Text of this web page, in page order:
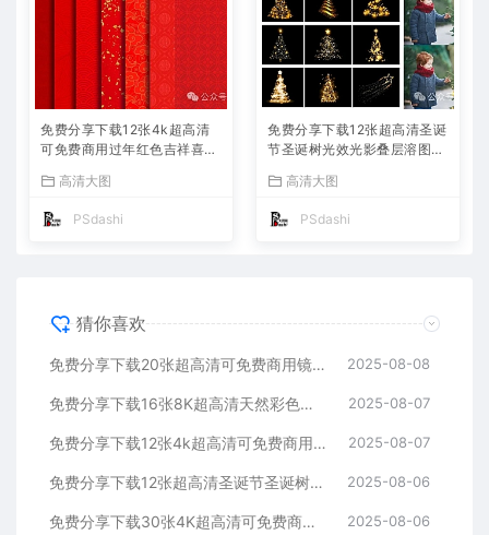
免费分享下载12张4k超高清
可免费商用过年红色吉祥喜庆
古典传统红包JPG图片PS平
高清大图
PSdashi
免费分享下载12张超高清圣诞
节圣诞树光效光影叠层溶图P
宣传模板公司朋友圈平面设计
高清大图
PSdashi
猜你喜欢
免费分享下载20张超高清可免费商用镜头光晕辉光眩光JPG素材可快速抠图成PNG图片摄影后期合成叠加溶图PS设计师背景lrc模板 2025-08-08
免费分享下载16张8K超高清天然彩色木头木质木纹背景纹理JPG复古怀旧做旧底纹贴图素材图片壁纸ps平面设计后期海报模板绘画木痕包 2025-08-07
免费分享下载12张4k超高清可免费商用过年红色吉祥喜庆背景底纹素材中国风春节新年古典传统红包JPG图片PS平面设计肌理贴图网站 2025-08-07
免费分享下载12张超高清圣诞节圣诞树光效光影叠层溶图PS摄影后期效果图片素材海报宣传模板公司朋友圈平面设计JPG写真特效装饰场景 2025-08-06
免费分享下载30张4K超高清可免费商用无版权逼真下雪雪花溶图叠加合成素材影楼摄影后期效果PS大师网平面设计背景图片底图虚化光效感 2025-08-06